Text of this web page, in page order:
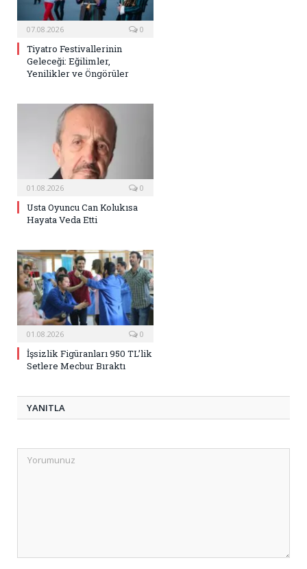
07.08.2026 0
Tiyatro Festivallerinin
Geleceği: Eğilimler,
Yenilikler ve Öngörüler
01.08.2026 0
Usta Oyuncu Can Kolukısa
Hayata Veda Etti
01.08.2026 0
İşsizlik Figüranları 950 TL’lik
Setlere Mecbur Bıraktı
YANITLA